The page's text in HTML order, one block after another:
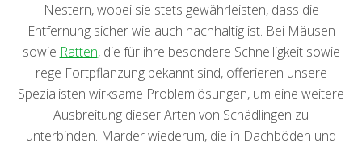
Nestern, wobei sie stets gewährleisten, dass die
Entfernung sicher wie auch nachhaltig ist. Bei Mäusen
sowie Ratten, die für ihre besondere Schnelligkeit sowie
rege Fortpflanzung bekannt sind, offerieren unsere
Spezialisten wirksame Problemlösungen, um eine weitere
Ausbreitung dieser Arten von Schädlingen zu
unterbinden. Marder wiederum, die in Dachböden und